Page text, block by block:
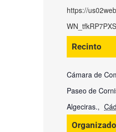
https://
Recinto
Cámara de
Paseo de
Algeciras.,